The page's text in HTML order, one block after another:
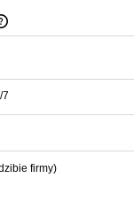
kosztów
7
firmy)